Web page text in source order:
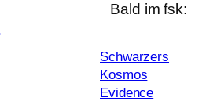
Bald im fsk:
Schwarzers
Kosmos
Evidence